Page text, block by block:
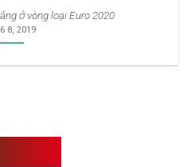
ở vòng loại Euro 2020
8, 2019